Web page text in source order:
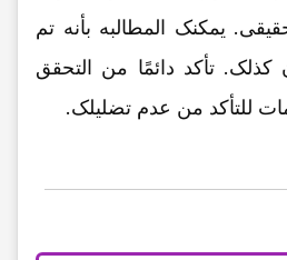
یمکنک المطالبه بأنه تم
کذلک. تأکد دائمًا من التحقق
للتأکد من عدم تضلیلک.